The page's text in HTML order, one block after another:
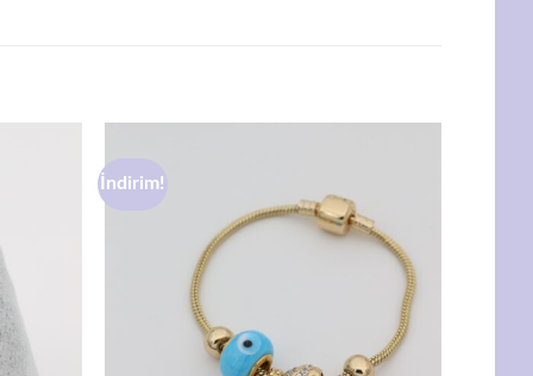
İndirim!
Favorilere
ekle